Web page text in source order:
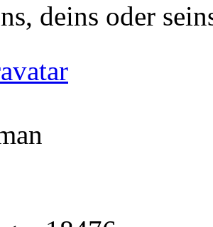
deins oder